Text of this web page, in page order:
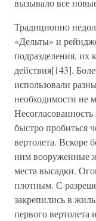
вызывало все
Традиционно
«Дельты» и
подразделения, их
действия[143].
использовали
необходимости не
быстро пробиться
вертолета.
ним вооруженные
места высадки.
плотным. С
закрепились в
первого